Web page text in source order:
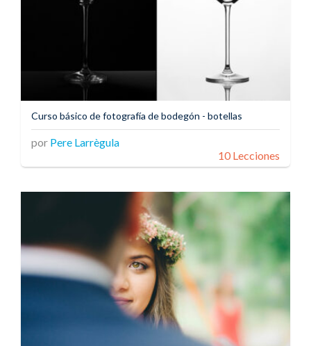
Curso básico de fotografía de bodegón - botellas
por Pere Larrègula
10 Lecciones